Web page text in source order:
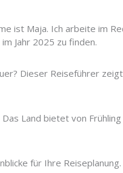
ist Maja. Ich arbeite im
Jahr 2025 zu finden.
Dieser Reiseführer
Land bietet von
für Ihre Reiseplanung.